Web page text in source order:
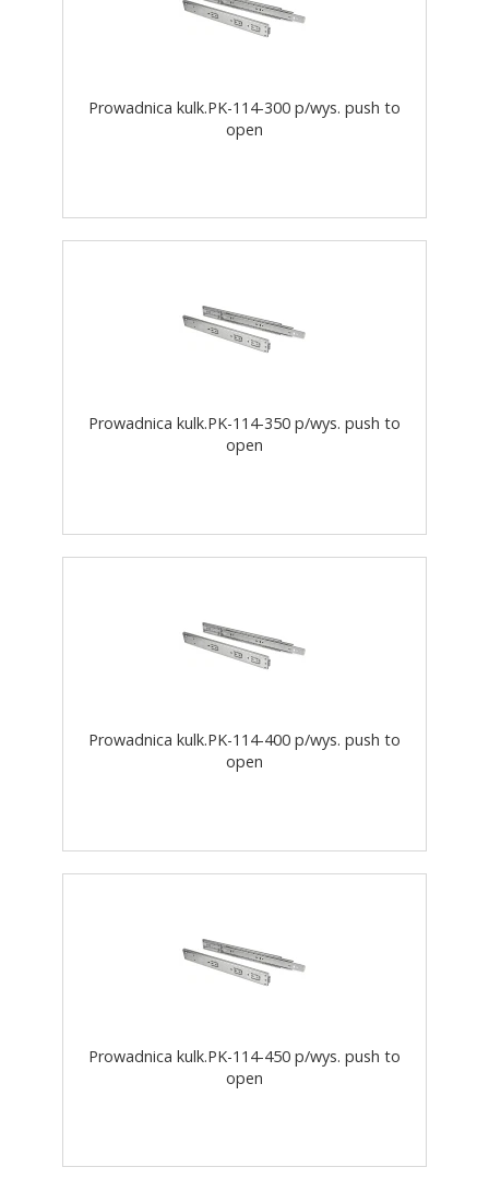
Prowadnica kulk.PK-114-300 p/wys. push to
open
Prowadnica kulk.PK-114-350 p/wys. push to
open
Prowadnica kulk.PK-114-400 p/wys. push to
open
Prowadnica kulk.PK-114-450 p/wys. push to
open